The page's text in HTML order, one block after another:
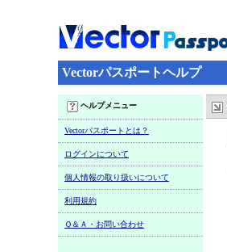
Vectorパスポートヘルプ
ヘルプメニュー
Vectorパスポートとは？
ログインについて
個人情報の取り扱いについて
利用規約
Ｑ＆Ａ・お問い合わせ